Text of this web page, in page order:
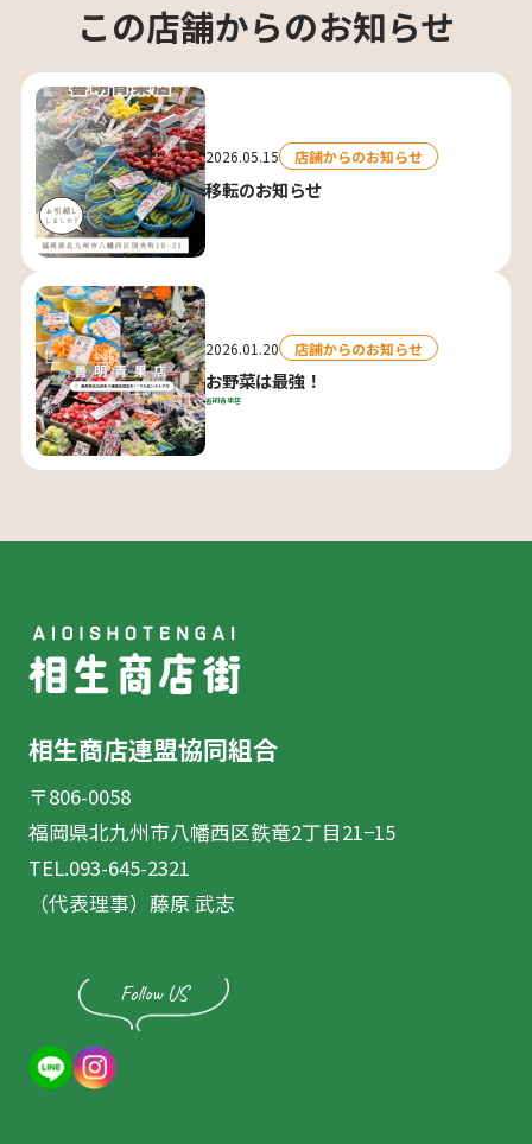
この店舗からのお知らせ
2026.05.15 店舗からのお知らせ
移転のお知らせ
2026.01.20 店舗からのお知らせ
お野菜は最強！
善明青果店
相生商店連盟協同組合
〒806-0058
福岡県北九州市八幡西区鉄竜2丁目21−15
TEL.093-645-2321
（代表理事）藤原 武志
Follow US